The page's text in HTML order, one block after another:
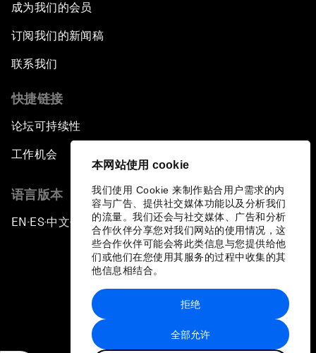
本网站使用 cookie
我们使用 Cookie 来制作贴合用户需求的内
容与广告、提供社交媒体功能以及分析我们
的流量。我们还会与社交媒体、广告和分析
合作伙伴分享您对我们网站的使用情况，这
些合作伙伴可能会将此类信息与您提供给他
们或他们在您使用其服务的过程中收集的其
他信息相结合。
全部允许
拒绝
成为我们的会员
订阅我们的新闻稿
联系我们
快捷链接
论坛可持续性
工作机会
语言版本
EN ▪ES▪中文▪ 日本語
站点地图